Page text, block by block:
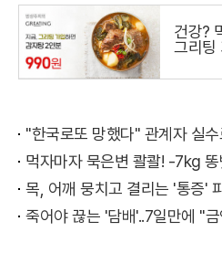
건강?
그리팅
"한국로또 망했다" 관계자 실수로 이번주 971
먹자마자 묵은변 콸콸! -7kg
목, 어깨 뭉치고 결리는 '통증'
죽어야 끊는 '담배'..7일만에 "